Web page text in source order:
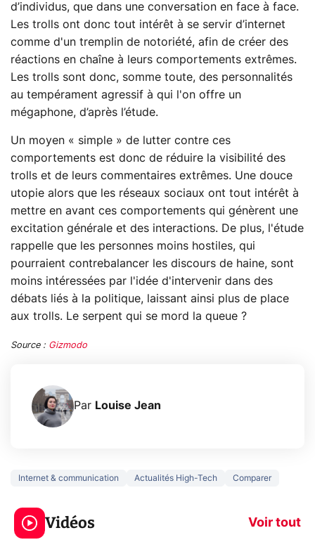
d’individus, que dans une conversation en face à face.
Les trolls ont donc tout intérêt à se servir d’internet
comme d'un tremplin de notoriété, afin de créer des
réactions en chaîne à leurs comportements extrêmes.
Les trolls sont donc, somme toute, des personnalités
au tempérament agressif à qui l'on offre un
mégaphone, d’après l’étude.
Un moyen « simple » de lutter contre ces
comportements est donc de réduire la visibilité des
trolls et de leurs commentaires extrêmes. Une douce
utopie alors que les réseaux sociaux ont tout intérêt à
mettre en avant ces comportements qui génèrent une
excitation générale et des interactions. De plus, l'étude
rappelle que les personnes moins hostiles, qui
pourraient contrebalancer les discours de haine, sont
moins intéressées par l'idée d'intervenir dans des
débats liés à la politique, laissant ainsi plus de place
aux trolls. Le serpent qui se mord la queue ?
Source : Gizmodo
Par Louise Jean
Internet & communication Actualités High-Tech Comparer
Vidéos Voir tout
jeux dans la
prochaine Xbox !
Ce que vous
navigation